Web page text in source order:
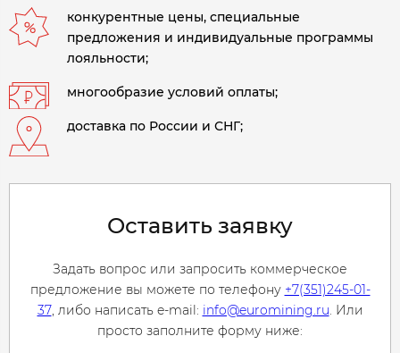
конкурентные цены, специальные
предложения и индивидуальные программы
лояльности;
многообразие условий оплаты;
доставка по России и СНГ;
Оставить заявку
Задать вопрос или запросить коммерческое
предложение вы можете по телефону +7(351)245-01-
37, либо написать e-mail: info@euromining.ru. Или
просто заполните форму ниже: